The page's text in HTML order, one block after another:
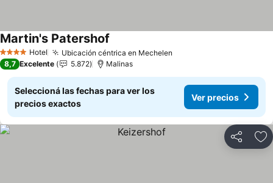
4 EstrellasHotel Ubicación céntrica en Mechelen
Martin's Patershof
8,7 Excelente 5.872 Malinas
Seleccioná las fechas para ver los
precios exactos
Ver precios
Compartir